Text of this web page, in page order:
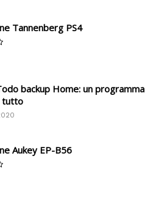
Tannenberg PS4
backup Home: un programma
tutto
Aukey EP-B56